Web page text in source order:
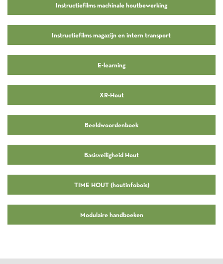
Instructiefilms machinale houtbewerking
Instructiefilms magazijn en intern transport
E-learning
XR-Hout
Beeldwoordenboek
Basisveiligheid Hout
TIME HOUT (houtinfobois)
Modulaire handboeken